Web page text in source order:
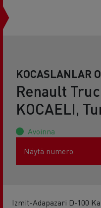
KOCASLANLAR
Renault
KOCAELI,
Avoinna
Näytä numero
Izmit-Adapazari D-100